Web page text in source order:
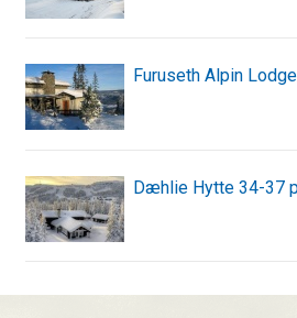
Furuseth Alpin
Dæhlie Hytte 34-37